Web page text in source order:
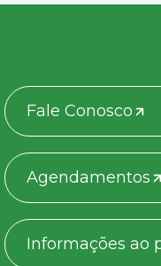
Fale Conosco
Agendamentos
Informações ao